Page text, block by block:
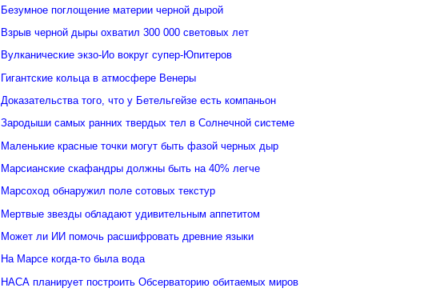
Безумное поглощение материи черной дырой
Взрыв черной дыры охватил 300 000 световых лет
Вулканические экзо-Ио вокруг супер-Юпитеров
Гигантские кольца в атмосфере Венеры
Доказательства того, что у Бетельгейзе есть компаньон
Зародыши самых ранних твердых тел в Солнечной системе
Маленькие красные точки могут быть фазой черных дыр
Марсианские скафандры должны быть на 40% легче
Марсоход обнаружил поле сотовых текстур
Мертвые звезды обладают удивительным аппетитом
Может ли ИИ помочь расшифровать древние языки
На Марсе когда-то была вода
НАСА планирует построить Обсерваторию обитаемых миров